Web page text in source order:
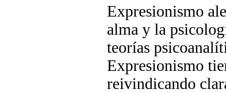
Expresionismo
alma y la
teorías
Expresionismo
reivindicando